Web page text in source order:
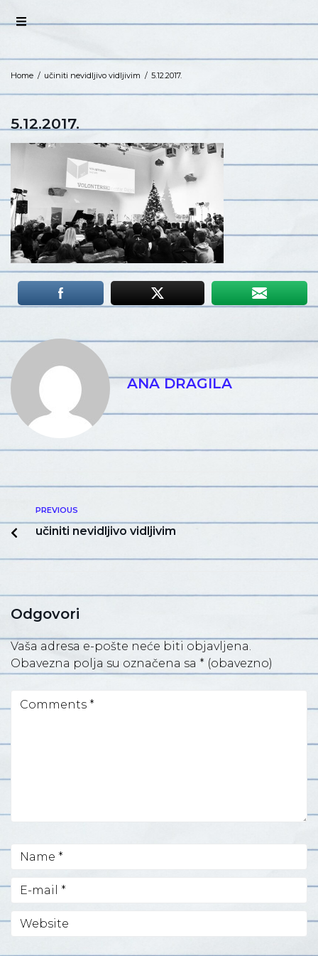
Home / učiniti nevidljivo vidljivim / 5.12.2017.
5.12.2017.
ANA DRAGILA
PREVIOUS
učiniti nevidljivo vidljivim
Odgovori
Vaša adresa e-pošte neće biti objavljena.
Obavezna polja su označena sa * (obavezno)